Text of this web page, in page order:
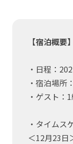
【宿泊概要
・日程：
・宿泊場所
・ゲスト：
・タイムス
＜12月23日